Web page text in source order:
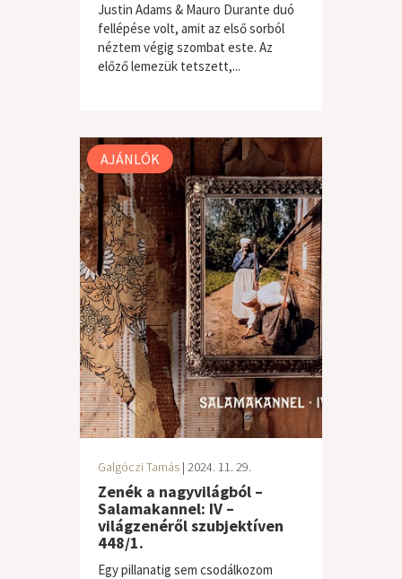
Justin Adams & Mauro Durante duó
fellépése volt, amit az első sorból
néztem végig szombat este. Az
előző lemezük tetszett,...
világzene / folk
AJÁNLÓK
Galgóczi Tamás | 2024. 11. 29.
Zenék a nagyvilágból –
Salamakannel: IV –
világzenéről szubjektíven
448/1.
Egy pillanatig sem csodálkozom